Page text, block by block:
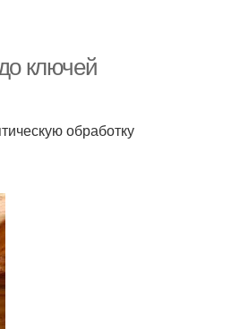
ключей
обработку